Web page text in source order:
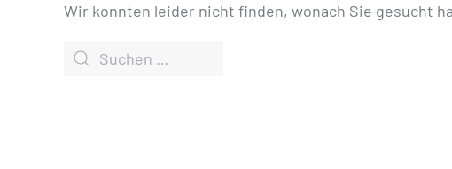
Wir konnten leider nicht finden, wonach Sie gesucht